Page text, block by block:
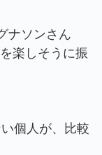
ナソンさん
楽しそうに振
個人が、比較